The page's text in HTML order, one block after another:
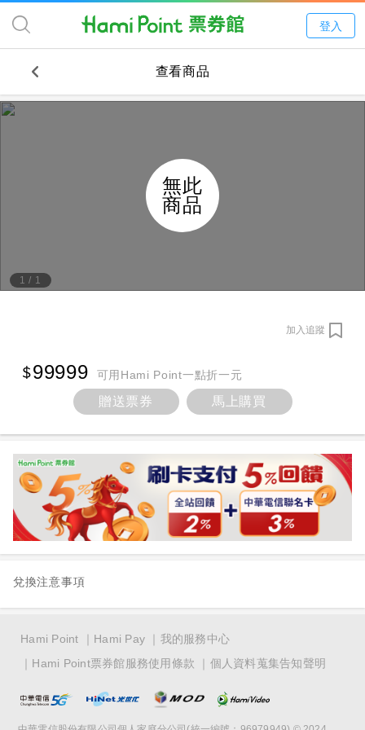
登入
查看商品
1 / 1
無此
商品
加入追蹤
99999 可用Hami Point一點折一元
贈送票券 馬上購買
兌換注意事項
Hami Point Hami Pay
我的服務中心
Hami Point票券館服務使用條款
個人資料蒐集告知聲明